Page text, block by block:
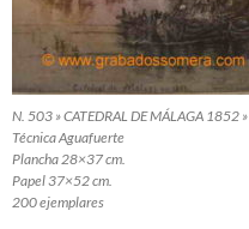
N. 503 » CATEDRAL DE MÁLAGA 1852 »
Técnica Aguafuerte
Plancha 28×37 cm.
Papel 37×52 cm.
200 ejemplares